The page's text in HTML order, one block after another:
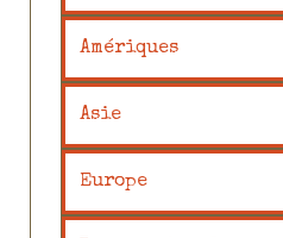
Amériques
Asie
Europe